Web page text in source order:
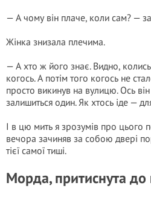
— А чому він плаче, коли сам? —
Жінка знизала плечима.
— А хто ж його знає. Видно,
когось. А потім того когось не
просто викинув на вулицю. Ось
залишиться один. Як хтось іде —
І в цю мить я зрозумів про цього
вечора зачиняв за собою двері
тієї самої тиші.
Морда, притиснута до